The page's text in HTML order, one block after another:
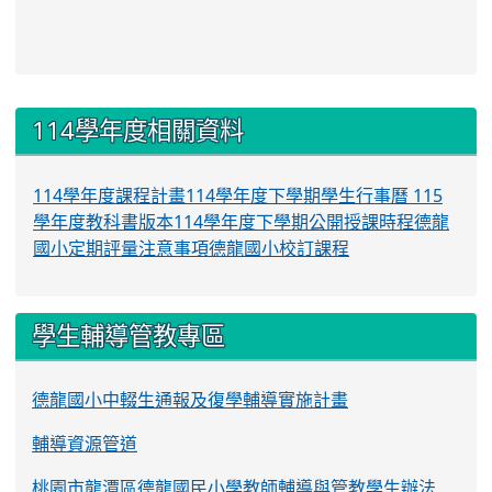
::: 114學年度相關資料
114學年度課程計畫114學年度下學期學生行事曆 115
學年度教科書版本114學年度下學期公開授課時程德龍
國小定期評量注意事項德龍國小校訂課程
學生輔導管教專區
德龍國小中輟生通報及復學輔導實施計畫
輔導資源管道